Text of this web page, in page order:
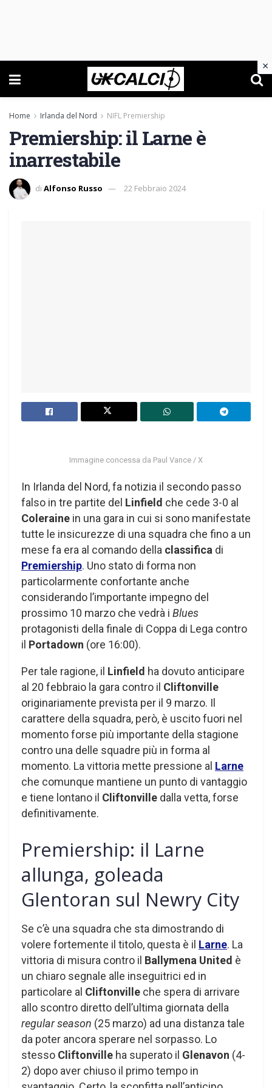
Home Irlanda del Nord NIFL Premiership
Premiership: il Larne è
inarrestabile
di Alfonso Russo 22 Febbraio 2024
Immagine concessa da Paul Vance / X
In Irlanda del Nord, fa notizia il secondo passo
falso in tre partite del Linfield che cede 3-0 al
Coleraine in una gara in cui si sono manifestate
tutte le insicurezze di una squadra che fino a un
mese fa era al comando della classifica di
Premiership. Uno stato di forma non
particolarmente confortante anche
considerando l’importante impegno del
prossimo 10 marzo che vedrà i Blues
protagonisti della finale di Coppa di Lega contro
il Portadown (ore 16:00).
Per tale ragione, il Linfield ha dovuto anticipare
al 20 febbraio la gara contro il Cliftonville
originariamente prevista per il 9 marzo. Il
carattere della squadra, però, è uscito fuori nel
momento forse più importante della stagione
contro una delle squadre più in forma al
momento. La vittoria mette pressione al Larne
che comunque mantiene un punto di vantaggio
e tiene lontano il Cliftonville dalla vetta, forse
definitivamente.
Premiership: il Larne
allunga, goleada
Glentoran sul Newry City
Se c’è una squadra che sta dimostrando di
volere fortemente il titolo, questa è il Larne. La
vittoria di misura contro il Ballymena United è
un chiaro segnale alle inseguitrici ed in
particolare al Cliftonville che spera di arrivare
allo scontro diretto dell’ultima giornata della
regular season (25 marzo) ad una distanza tale
da poter ancora sperare nel sorpasso. Lo
stesso Cliftonville ha superato il Glenavon (4-
2) dopo aver chiuso il primo tempo in
×